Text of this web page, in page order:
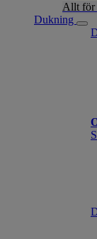
Allt för
Dukning